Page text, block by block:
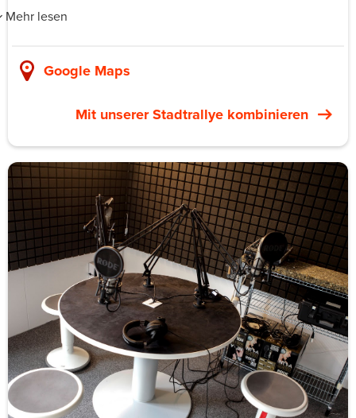
Mehr lesen
innerstädtischem Donau-Arm. Start ist die Nußdorfer
Schleuse am nördlichen Stadtrand. Die Strecke führt
der Graffiti-Szene am Schwedenplatz und dem
nach 1,5 Stunden. Längere Variante: weiter bis zum
Albener Hafen und dem Friedhof der Namenlosen, 3,5
Stunden.
Für Teams funktioniert das, weil die meisten
Wiener*innen gar nicht wissen, dass der Kanal befahrbar
ist. Die Perspektivverschiebung von der Wasserlinie nach
oben ist echt. Die lange Strecke endet am Friedhof für
unbekannte Schiffsbruchopfer, ein Ort, den fast niemand
im Kollegium kennt.
Anfänger*innen sind mit Guide willkommen.
Gruppengröße acht bis 20 über mehrere Guides. Preis ab
55–95 € pro Person je nach Länge. Saisonal: April bis
Oktober, wetterabhängig.
Google Maps
Mit unserer Stadtrallye kombinieren